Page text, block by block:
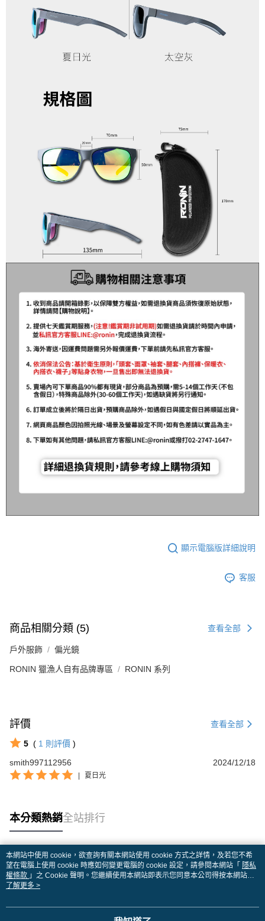
顯示電腦版詳細說明
客服
商品相關分類 (5) 查看全部
戶外服飾 偏光鏡
RONIN 獵漁人自有品牌專區 RONIN 系列
評價 查看全部
5 ( 1 則評價 )
smith997112956
2024/12/18
| 夏日光
本分類熱銷全站排行
熱門標籤
本網站中使用 cookie，欲查詢有關本網站使用 cookie 方式之詳情，及若您不希
望在電腦上使用 cookie 時應如何變更電腦的 cookie 設定，請參閱本網站「 隱私
權條款 」之 Cookie 聲明。您繼續使用本網站即表示您同意本公司得按本網站使
用條款之 Cookie 聲明使用 cookie。
了解更多 >